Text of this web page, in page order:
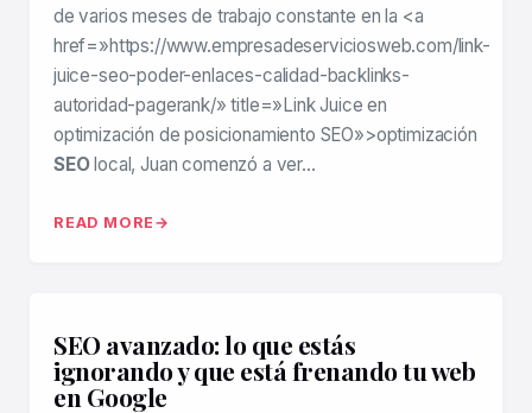
de varios meses de trabajo constante en la <a
href=»https://www.empresadeserviciosweb.com/link-
juice-seo-poder-enlaces-calidad-backlinks-
autoridad-pagerank/» title=»Link Juice en
optimización de posicionamiento SEO»>optimización
SEOlocal, Juan comenzó a ver…
READ MORE
SEO avanzado: lo que estás
ignorando y que está frenando tu web
en Google